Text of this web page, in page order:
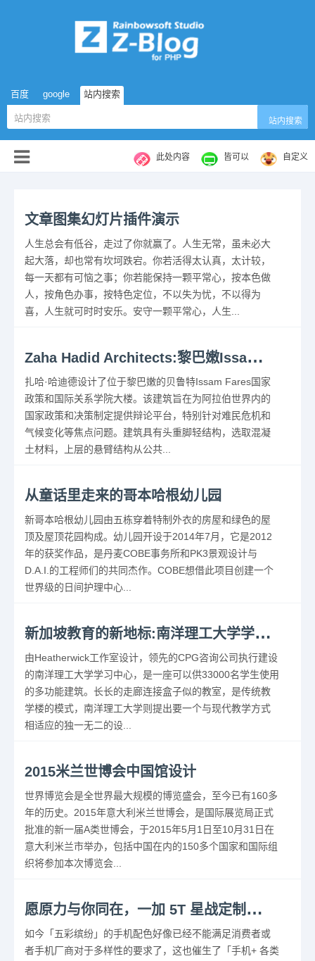
百度 google 站内搜索
站内搜索
此处内容 皆可以 自定义
文章图集幻灯片插件演示
人生总会有低谷，走过了你就赢了。人生无常，虽未必大
起大落，却也常有坎坷跌宕。你若活得太认真，太计较，
每一天都有可恼之事；你若能保持一颗平常心，按本色做
人，按角色办事，按特色定位，不以失为忧，不以得为
喜，人生就可时时安乐。安守一颗平常心，人生...
Z
aha Hadid Architects:黎巴嫩Issam Fares国际关系学院
扎哈·哈迪德设计了位于黎巴嫩的贝鲁特Issam Fares国家
政策和国际关系学院大楼。该建筑旨在为阿拉伯世界内的
国家政策和决策制定提供辩论平台，特别针对难民危机和
气候变化等焦点问题。建筑具有头重脚轻结构，选取混凝
土材料，上层的悬臂结构从公共...
从童话里走来的哥本哈根幼儿园
新哥本哈根幼儿园由五栋穿着特制外衣的房屋和绿色的屋
顶及屋顶花园构成。幼儿园开设于2014年7月，它是2012
年的获奖作品，是丹麦COBE事务所和PK3景观设计与
D.A.I.的工程师们的共同杰作。COBE想借此项目创建一个
世界级的日间护理中心...
新
加坡教育的新地标:南洋理工大学学习中心
由Heatherwick工作室设计，领先的CPG咨询公司执行建设
的南洋理工大学学习中心，是一座可以供33000名学生使用
的多功能建筑。长长的走廊连接盒子似的教室，是传统教
学楼的模式，南洋理工大学则提出要一个与现代教学方式
相适应的独一无二的设...
2015米兰世博会中国馆设计
世界博览会是全世界最大规模的博览盛会，至今已有160多
年的历史。2015年意大利米兰世博会，是国际展览局正式
批准的新一届A类世博会，于2015年5月1日至10月31日在
意大利米兰市举办，包括中国在内的150多个国家和国际组
织将参加本次博览会...
愿
原力与你同在，一加 5T 星战定制版开箱
如今「五彩缤纷」的手机配色好像已经不能满足消费者或
者手机厂商对于多样性的要求了，这也催生了「手机+ 各类